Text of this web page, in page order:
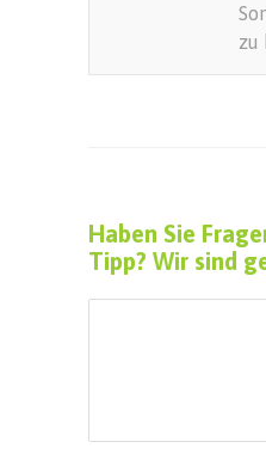
zu
Haben Sie
Tipp? Wir sind